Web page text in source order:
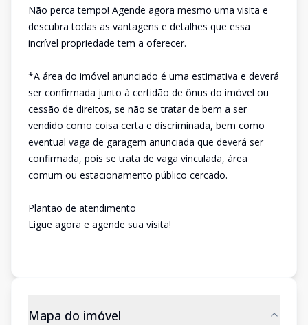
Não perca tempo! Agende agora mesmo uma visita e
descubra todas as vantagens e detalhes que essa
incrível propriedade tem a oferecer.
*A área do imóvel anunciado é uma estimativa e deverá
ser confirmada junto à certidão de ônus do imóvel ou
cessão de direitos, se não se tratar de bem a ser
vendido como coisa certa e discriminada, bem como
eventual vaga de garagem anunciada que deverá ser
confirmada, pois se trata de vaga vinculada, área
comum ou estacionamento público cercado.
Plantão de atendimento
Ligue agora e agende sua visita!
Mapa do imóvel